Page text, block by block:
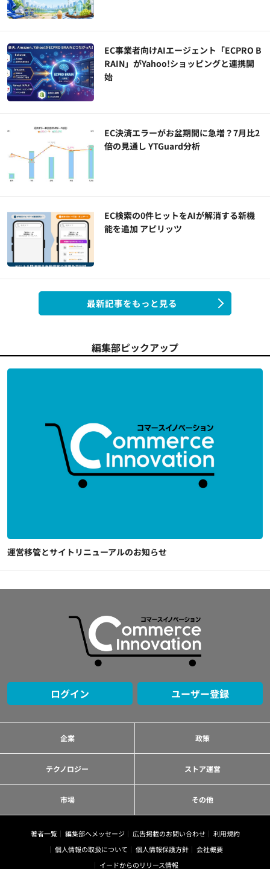
EC事業者向けAIエージェント「ECPRO B
RAIN」がYahoo!ショッピングと連携開
始
EC決済エラーがお盆期間に急増？7月比2
倍の見通し YTGuard分析
EC検索の0件ヒットをAIが解消する新機
能を追加 アピリッツ
最新記事をもっと見る
編集部ピックアップ
運営移管とサイトリニューアルのお知らせ
ログイン ユーザー登録
企業 政策
テクノロジー ストア運営
市場 その他
著者一覧 編集部へメッセージ 広告掲載のお問い合わせ
利用規約
個人情報の取扱について
個人情報保護方針
会社概要
イードからのリリース情報